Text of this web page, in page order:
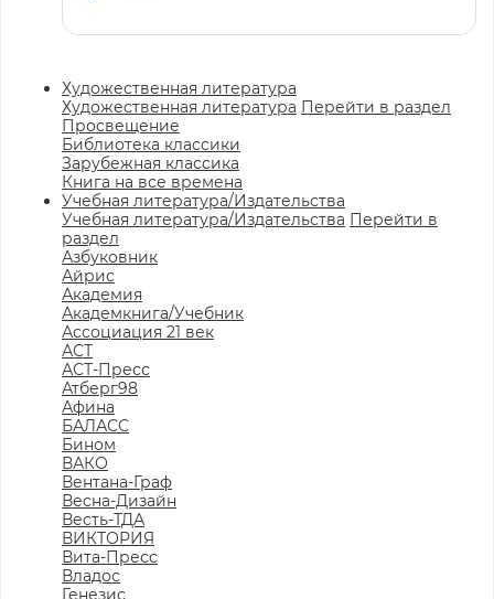
Художественная литература
Художественная литература Перейти в раздел
Просвещение
Библиотека классики
Зарубежная классика
Книга на все времена
Учебная литература/Издательства
Учебная литература/Издательства Перейти в
раздел
Азбуковник
Айрис
Академия
Академкнига/Учебник
Ассоциация 21 век
АСТ
АСТ-Пресс
Атберг98
Афина
БАЛАСС
Бином
ВАКО
Вентана-Граф
Весна-Дизайн
Весть-ТДА
ВИКТОРИЯ
Вита-Пресс
Владос
Генезис